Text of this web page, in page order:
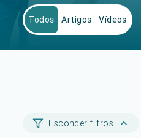
Todos Artigos Vídeos
Esconder filtros